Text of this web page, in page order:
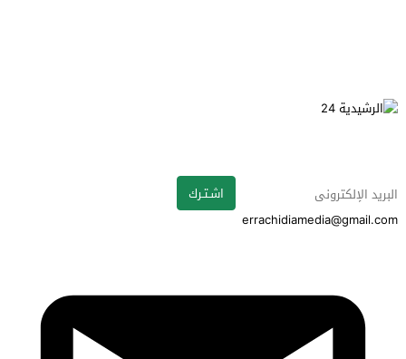
اشـتـرك
errachidiamedia@gmail.com